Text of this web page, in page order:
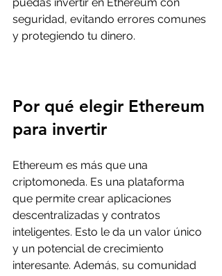
seguridad, evitando errores comunes
y protegiendo tu dinero.
Por qué elegir Ethereum
para invertir
Ethereum es más que una
criptomoneda. Es una plataforma
que permite crear aplicaciones
descentralizadas y contratos
inteligentes. Esto le da un valor único
y un potencial de crecimiento
interesante. Además, su comunidad